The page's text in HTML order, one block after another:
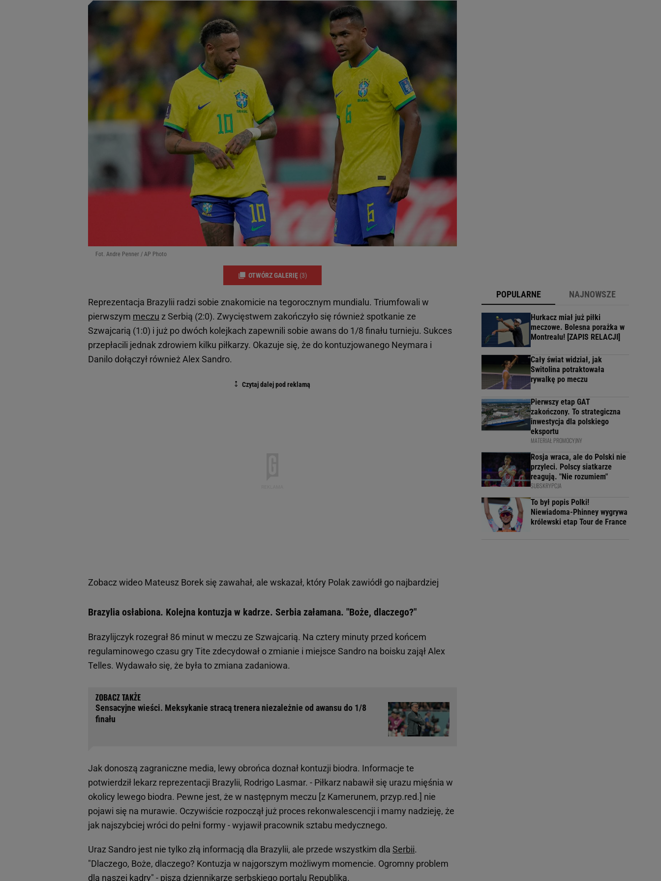
Fot. Andre Penner / AP Photo
OTWÓRZ GALERIĘ (3)
Reprezentacja Brazylii radzi sobie znakomicie na tegorocznym mundialu. Triumfowali w
pierwszym meczu z Serbią (2:0). Zwycięstwem zakończyło się również spotkanie ze
Szwajcarią (1:0) i już po dwóch kolejkach zapewnili sobie awans do 1/8 finału turnieju. Sukces
przepłacili jednak zdrowiem kilku piłkarzy. Okazuje się, że do kontuzjowanego Neymara i
Danilo dołączył również Alex Sandro.
Zobacz wideo Mateusz Borek się zawahał, ale wskazał, który Polak zawiódł go najbardziej
Brazylia osłabiona. Kolejna kontuzja w kadrze. Serbia załamana. "Boże, dlaczego?"
Brazylijczyk rozegrał 86 minut w meczu ze Szwajcarią. Na cztery minuty przed końcem
regulaminowego czasu gry Tite zdecydował o zmianie i miejsce Sandro na boisku zajął Alex
Telles. Wydawało się, że była to zmiana zadaniowa.
Sensacyjne wieści. Meksykanie stracą trenera niezależnie od awansu do 1/8
finału
Jak donoszą zagraniczne media, lewy obrońca doznał kontuzji biodra. Informacje te
potwierdził lekarz reprezentacji Brazylii, Rodrigo Lasmar. - Piłkarz nabawił się urazu mięśnia w
okolicy lewego biodra. Pewne jest, że w następnym meczu [z Kamerunem, przyp.red.] nie
pojawi się na murawie. Oczywiście rozpoczął już proces rekonwalescencji i mamy nadzieję, że
jak najszybciej wróci do pełni formy - wyjawił pracownik sztabu medycznego.
Uraz Sandro jest nie tylko złą informacją dla Brazylii, ale przede wszystkim dla Serbii.
"Dlaczego, Boże, dlaczego? Kontuzja w najgorszym możliwym momencie. Ogromny problem
dla naszej kadry" - piszą dziennikarze serbskiego portalu Republika.
POPULARNE NAJNOWSZE
Hurkacz miał już piłki
meczowe. Bolesna porażka w
Montrealu! [ZAPIS RELACJI]
Cały świat widział, jak
Switolina potraktowała
rywalkę po meczu
Pierwszy etap GAT
zakończony. To strategiczna
inwestycja dla polskiego
eksportu
MATERIAŁ PROMOCYJNY
Rosja wraca, ale do Polski nie
przyleci. Polscy siatkarze
reagują. "Nie rozumiem"
SUBSKRYPCJA
To był popis Polki!
Niewiadoma-Phinney wygrywa
królewski etap Tour de France